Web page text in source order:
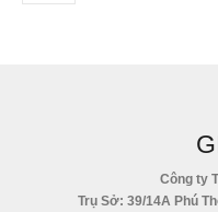
Công ty
Trụ Sở: 39/14A Phú